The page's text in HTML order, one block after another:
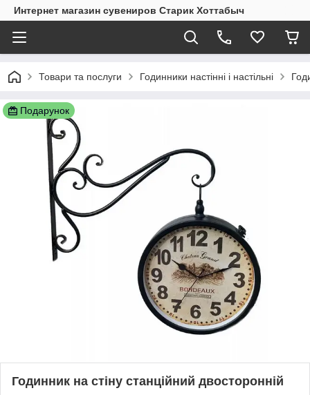
Интернет магазин сувениров Старик Хоттабыч
Товари та послуги Годинники настінні і настільні
Подарунок
Годинник на стіну станційний двосторонній